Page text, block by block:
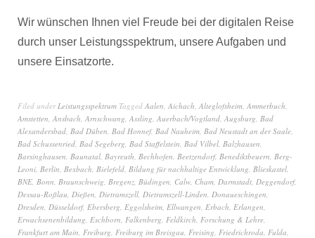
Wir wünschen Ihnen viel Freude bei der digitalen Reise
durch unser Leistungsspektrum, unsere Aufgaben und
unsere Einsatzorte.
Filed underLeistungsspektrum Tagged Aalen, Aichach, Alteglofsheim, Ammerbuch,
Amstetten, Ansbach, Arnschwang, Assling, Auerbach/Vogtland, Augsburg, Bad
Alexandersbad, Bad Düben, Bad Honnef, Bad Nauheim, Bad Neustadt an der Saale,
Bad Schussenried, Bad Segeberg, Bad Staffelstein, Bad Vilbel, Balzhausen,
Barsinghausen, Baunatal, Bayreuth, Bechhofen, Beetzendorf, Benediktbeuern, Berg-
Leoni, Berlin, Bexbach, Bielefeld, Bildung für nachhaltige Entwicklung, Blieskastel,
BNE, Bonn, Braunschweig, Bregenz, Büdingen, Calw, Cham, Darmstadt, Deggendorf,
Dessau-Roßlau, Dießen, Dietramszell, Dietramszell-Linden, Donaueschingen,
Dresden, Düsseldorf, Ebersberg, Eggolsheim, Ellwangen, Erbach, Erlangen,
Erwachsenenbildung, Eschborn, Falkenberg, Feldkirch, Forschung & Lehre,
Frankfurt am Main, Freiburg, Freiburg im Breisgau, Freising, Friedrichroda, Fulda,